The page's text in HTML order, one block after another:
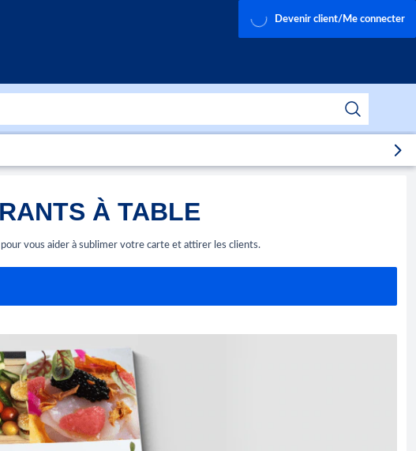
Devenir client/Me connecter
À TABLE
vous aider à sublimer votre carte et attirer les clients.